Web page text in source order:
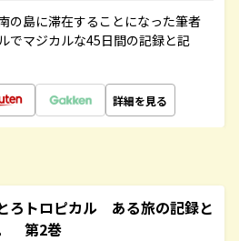
の島に滞在することになった筆者
でマジカルな45日間の記録と記
詳細を見る
ろトロピカル ある旅の記録と
第2巻